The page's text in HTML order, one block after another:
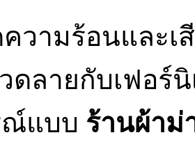
วามร้อนและเ
ดลายกับเฟอร์
แบบ ร้านผ้าม่